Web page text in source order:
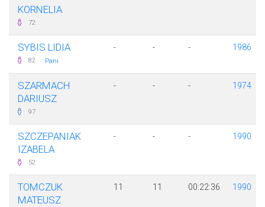
KORNELIA
72
SYBIS LIDIA
82 · Pani
- - - 1986
SZARMACH
DARIUSZ
97
- - - 1974
SZCZEPANIAK
IZABELA
52
- - - 1990
TOMCZUK
MATEUSZ
11 11 00:22:36 1990